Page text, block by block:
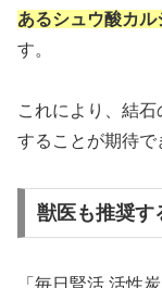
あるシュウ酸カ
す。
これにより、結
することが期待で
獣医も推奨す
「毎日腎活 活性